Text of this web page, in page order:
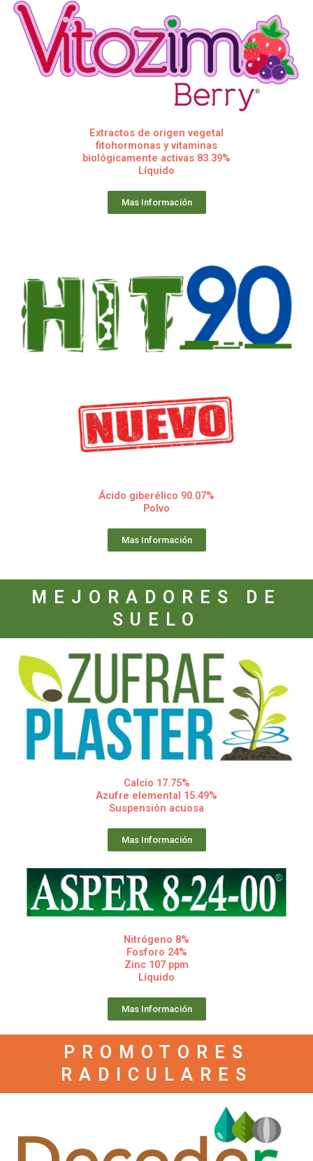
Extractos de origen vegetal
fitohormonas y vitaminas
biológicamente activas 83.39%
Líquido
Mas Información
Ácido giberélico 90.07%
Polvo
Mas Información
MEJORADORES DE
SUELO
Calcio 17.75%
Azufre elemental 15.49%
Suspensión acuosa
Mas Información
Nitrógeno 8%
Fosforo 24%
Zinc 107 ppm
Líquido
Mas Información
PROMOTORES
RADICULARES